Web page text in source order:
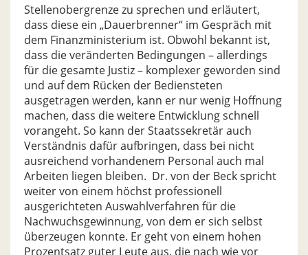
Stellenobergrenze zu sprechen und erläutert,
dass diese ein „Dauerbrenner“ im Gespräch mit
dem Finanzministerium ist. Obwohl bekannt ist,
dass die veränderten Bedingungen – allerdings
für die gesamte Justiz – komplexer geworden sind
und auf dem Rücken der Bediensteten
ausgetragen werden, kann er nur wenig Hoffnung
machen, dass die weitere Entwicklung schnell
vorangeht. So kann der Staatssekretär auch
Verständnis dafür aufbringen, dass bei nicht
ausreichend vorhandenem Personal auch mal
Arbeiten liegen bleiben. Dr. von der Beck spricht
weiter von einem höchst professionell
ausgerichteten Auswahlverfahren für die
Nachwuchsgewinnung, von dem er sich selbst
überzeugen konnte. Er geht von einem hohen
Prozentsatz guter Leute aus, die nach wie vor